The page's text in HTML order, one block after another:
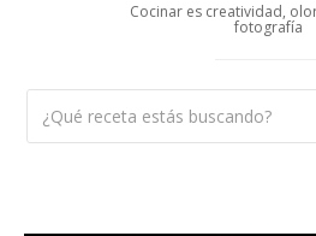
Cocinar es creatividad,
fotografía